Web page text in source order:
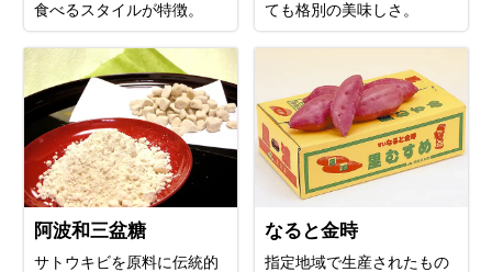
食べるスタイルが特徴。
ても格別の美味しさ。
阿波和三盆糖
サトウキビを原料に伝統的
なると金時
指定地域で生産されたもの